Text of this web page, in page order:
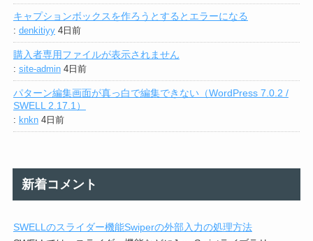
キャプションボックスを作ろうとするとエラーになる
: denkitiyy 4日前
購入者専用ファイルが表示されません
: site-admin 4日前
パターン編集画面が真っ白で編集できない（WordPress 7.0.2 /
SWELL 2.17.1）
: knkn 4日前
新着コメント
SWELLのスライダー機能Swiperの外部入力の処理方法